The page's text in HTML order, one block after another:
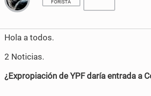
FORISTA
Hola a todos.
2 Noticias.
¿Expropiación de YPF daría entrada a